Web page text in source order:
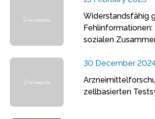
Widerstandsfähig
Fehlinformationen:
sozialen
30 December
zellbasierten